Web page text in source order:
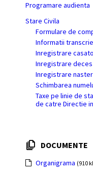
Programare audienta
Stare Civila
Formulare de
Informatii
Inregistrare
Inregistrare deces
Inregistrare
Schimbarea
Taxe pe linie de
de catre Directie
DOCUMENTE
Organigrama (910